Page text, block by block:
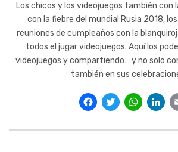
Los chicos y los videojuegos también con
con la fiebre del mundial Rusia 2018,
reuniones de cumpleaños con la
todos el jugar videojuegos. Aquí los
videojuegos y compartiendo… y no solo
también en sus